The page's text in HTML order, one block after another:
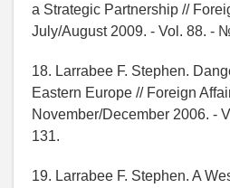
a Strategic Partnership //
July/August 2009. - Vol. 88. -
18. Larrabee F. Stephen.
Eastern Europe // Foreign
November/December 2006. -
131.
19. Larrabee F. Stephen. A